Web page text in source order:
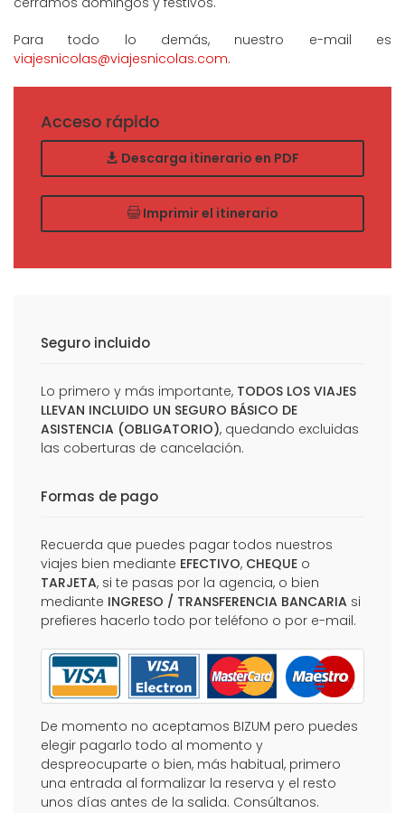
Para todo lo demás, nuestro e-mail es
viajesnicolas@viajesnicolas.com.
Acceso rápido
Descarga itinerario en PDF
Imprimir el itinerario
Seguro incluido
Lo primero y más importante, TODOS LOS VIAJES
LLEVAN INCLUIDO UN SEGURO BÁSICO DE
ASISTENCIA (OBLIGATORIO), quedando excluidas
las coberturas de cancelación.
Formas de pago
Recuerda que puedes pagar todos nuestros
viajes bien mediante EFECTIVO, CHEQUE o
TARJETA, si te pasas por la agencia, o bien
mediante INGRESO / TRANSFERENCIA BANCARIA si
prefieres hacerlo todo por teléfono o por e-mail.
De momento no aceptamos BIZUM pero puedes
elegir pagarlo todo al momento y
despreocuparte o bien, más habitual, primero
una entrada al formalizar la reserva y el resto
unos días antes de la salida. Consúltanos.